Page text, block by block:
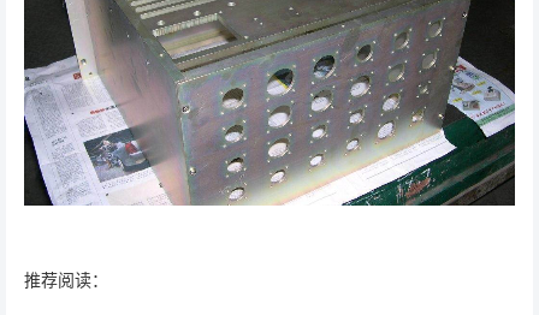
推荐阅读：